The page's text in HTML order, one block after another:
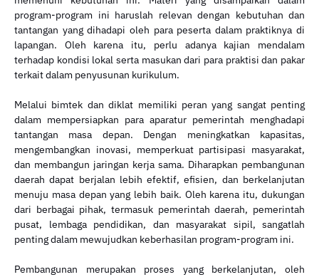
program-program ini haruslah relevan dengan kebutuhan dan
tantangan yang dihadapi oleh para peserta dalam praktiknya di
lapangan. Oleh karena itu, perlu adanya kajian mendalam
terhadap kondisi lokal serta masukan dari para praktisi dan pakar
terkait dalam penyusunan kurikulum.
Melalui bimtek dan diklat memiliki peran yang sangat penting
dalam mempersiapkan para aparatur pemerintah menghadapi
tantangan masa depan. Dengan meningkatkan kapasitas,
mengembangkan inovasi, memperkuat partisipasi masyarakat,
dan membangun jaringan kerja sama. Diharapkan pembangunan
daerah dapat berjalan lebih efektif, efisien, dan berkelanjutan
menuju masa depan yang lebih baik. Oleh karena itu, dukungan
dari berbagai pihak, termasuk pemerintah daerah, pemerintah
pusat, lembaga pendidikan, dan masyarakat sipil, sangatlah
penting dalam mewujudkan keberhasilan program-program ini.
Pembangunan merupakan proses yang berkelanjutan, oleh